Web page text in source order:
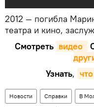
2012 — погибла
театра и кино,
Смотреть видео
Узнать,
Новости Справки В